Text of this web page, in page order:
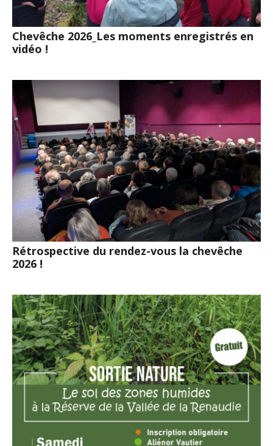
Chevêche 2026_Les moments enregistrés en
vidéo !
Rétrospective du rendez-vous la chevêche
2026 !